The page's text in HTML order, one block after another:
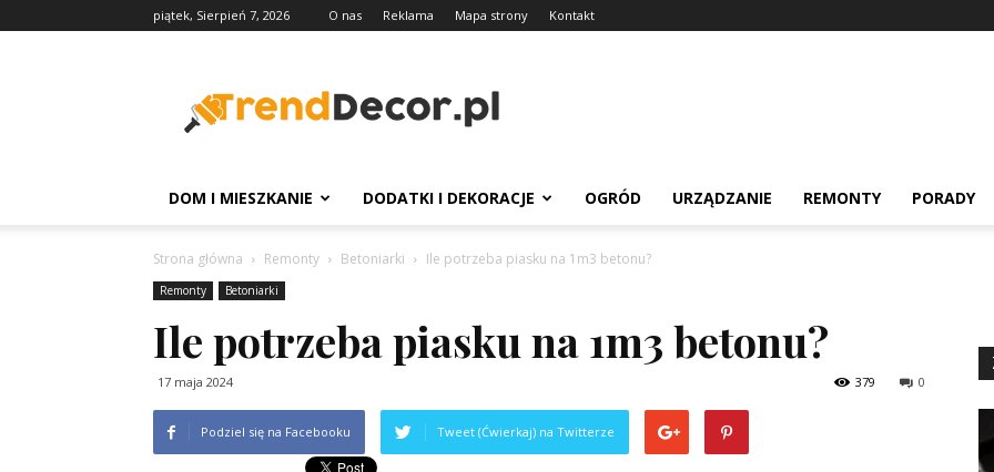
piątek, Sierpień 7, 2026 O nas Reklama Mapa strony Kontakt
DOM I MIESZKANIE DODATKI I DEKORACJE OGRÓD URZĄDZANIE REMONTY PORADY
Strona główna Remonty Betoniarki Ile potrzeba piasku na 1m3 betonu?
Remonty Betoniarki
Ile potrzeba piasku na 1m3 betonu?
17 maja 2024 0
379
Podziel się na Facebooku Tweet (Ćwierkaj) na Twitterze